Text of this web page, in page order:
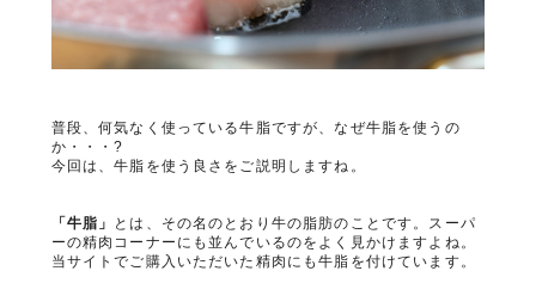
タレ類 村沢牛 京丹波平井牛
（熟）
普段、何気なく使っている牛脂ですが、なぜ牛脂を使うの
か・・・?
今回は、牛脂を使う良さをご説明しますね。
「牛脂」
とは、その名のとおり牛の脂肪のことです。スーパ
ーの精肉コーナーにも並んでいるのをよく見かけますよね。
当サイトでご購入いただいた精肉にも牛脂を付けています。